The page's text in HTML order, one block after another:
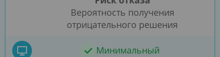
Вероятность получения
отрицательного решения
Минимальный